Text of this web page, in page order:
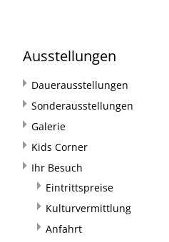
Ausstellungen
Dauerausstellungen
Sonderausstellungen
Galerie
Kids Corner
Ihr Besuch
Eintrittspreise
Kulturvermittlung
Anfahrt